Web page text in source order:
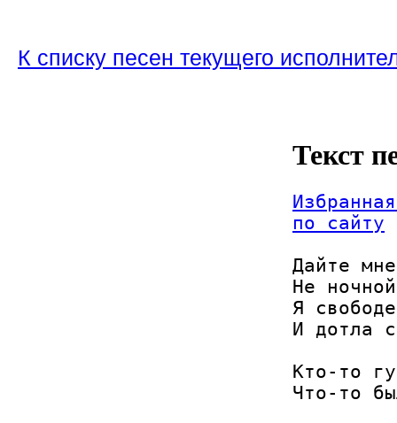
К списку песен текущего
Текст
по сайту
Дайте
Не
Я
И дотла
Кто-то
Что-то